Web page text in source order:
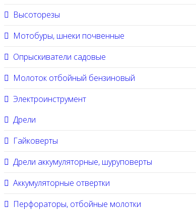
Высоторезы
Мотобуры, шнеки почвенные
Опрыскиватели садовые
Молоток отбойный бензиновый
Электроинструмент
Дрели
Гайковерты
Дрели аккумуляторные, шуруповерты
Аккумуляторные отвертки
Перфораторы, отбойные молотки